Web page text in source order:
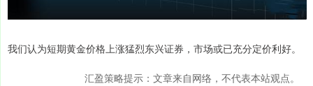
我们认为短期黄金价格上涨猛烈东兴证券，市场或已充分定价利好。
汇盈策略提示：文章来自网络，不代表本站观点。